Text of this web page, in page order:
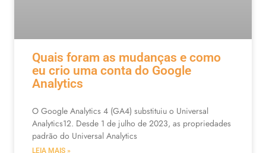
Quais foram as mudanças e como
eu crio uma conta do Google
Analytics
O Google Analytics 4 (GA4) substituiu o Universal
Analytics12. Desde 1 de julho de 2023, as propriedades
padrão do Universal Analytics
LEIA MAIS »